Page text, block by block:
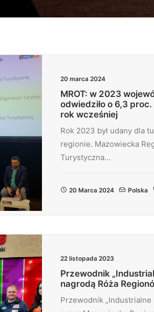
20 marca 2024
MROT: w 2023
odwiedziło o 6,3
rok wcześniej
Rok 2023 był udany dla
regionie. Mazowiecka
Turystyczna…
20 Marca 2024 Polska
22 listopada 2023
Przewodnik
nagrodą Róża
Przewodnik